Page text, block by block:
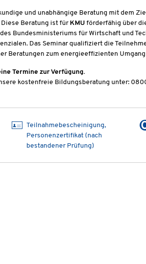
und unabhängige Beratung mit dem
Beratung ist fürKMU förderfähig über
Bundesministeriums für Wirtschaft und
Das Seminar qualifiziert die
Beratungen zum energieeffizienten
Termine zur Verfügung.
kostenfreie Bildungsberatung unter:
Teilnahmebescheinigung,
Personenzertifikat (nach
bestandener Prüfung)